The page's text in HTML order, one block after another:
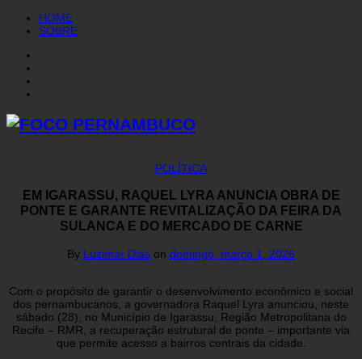
HOME
SOBRE
POLÍTICA
EM IGARASSU, RAQUEL LYRA ANUNCIA OBRA DE
PONTE E GARANTE REVITALIZAÇÃO DA FEIRA DA
SULANCA E DO MERCADO DE CARNE
By Luzimar Dias on domingo, março 1, 2026
Com o propósito de garantir o desenvolvimento econômico e social
dos pernambucanos, a governadora Raquel Lyra anunciou, neste
sábado (28), no Município de Igarassu, Região Metropolitana do
Recife – RMR, a recuperação estrutural de ponte – importante via
que permite acesso a bairros centrais da cidade.